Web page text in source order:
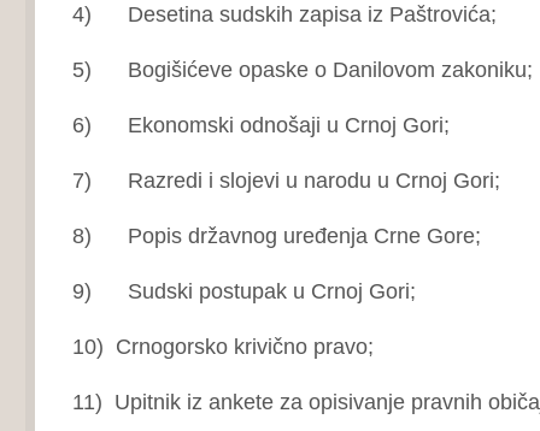
4) Desetina sudskih zapisa iz Paštrovića;
5) Bogišićeve opaske o Danilovom zakoniku;
6) Ekonomski odnošaji u Crnoj Gori;
7) Razredi i slojevi u narodu u Crnoj Gori;
8) Popis državnog uređenja Crne Gore;
9) Sudski postupak u Crnoj Gori;
10) Crnogorsko krivično pravo;
11) Upitnik iz ankete za opisivanje pravnih